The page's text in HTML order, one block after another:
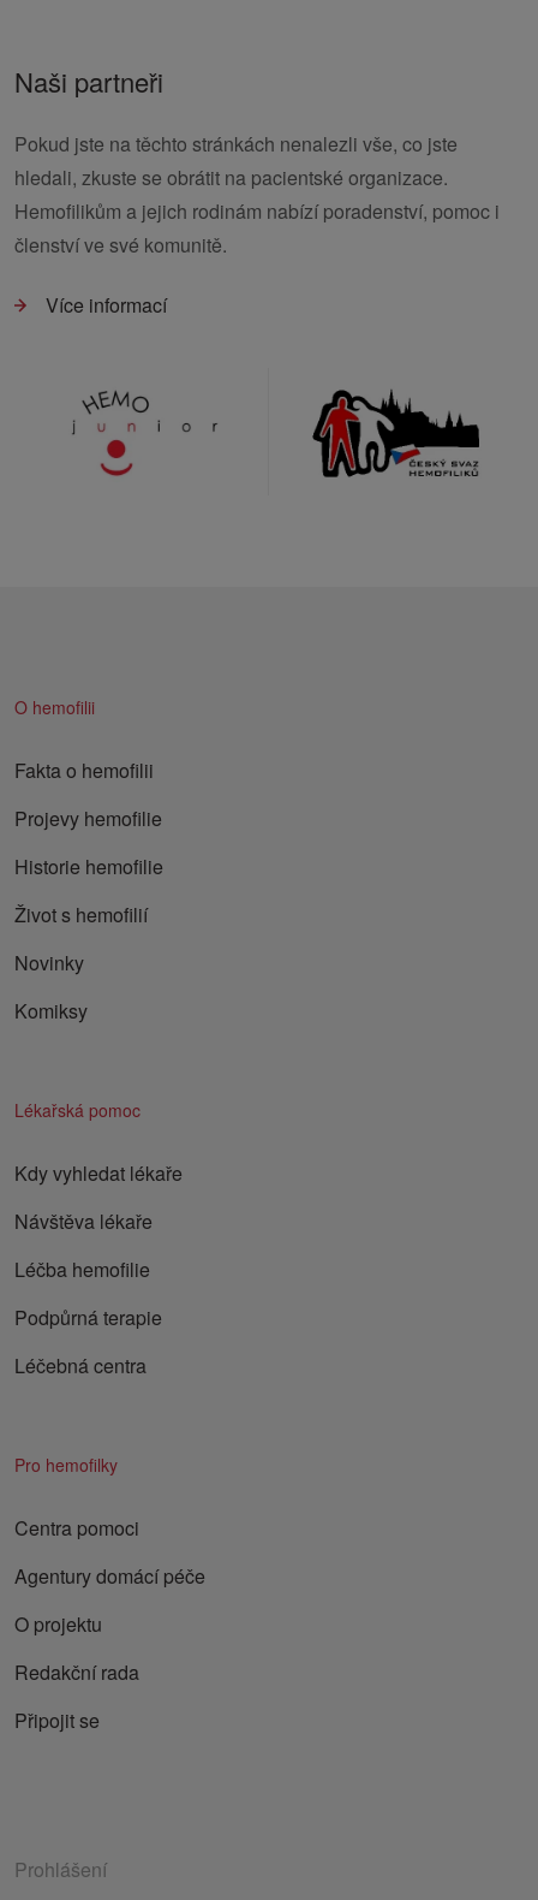
Naši partneři
Pokud jste na těchto stránkách nenalezli vše, co jste
hledali, zkuste se obrátit na pacientské organizace.
Hemofilikům a jejich rodinám nabízí poradenství, pomoc i
členství ve své komunitě.
Více informací
O hemofilii
Fakta o hemofilii
Projevy hemofilie
Historie hemofilie
Život s hemofilií
Novinky
Komiksy
Lékařská pomoc
Kdy vyhledat lékaře
Návštěva lékaře
Léčba hemofilie
Podpůrná terapie
Léčebná centra
Pro hemofilky
Centra pomoci
Agentury domácí péče
O projektu
Redakční rada
Připojit se
Prohlášení